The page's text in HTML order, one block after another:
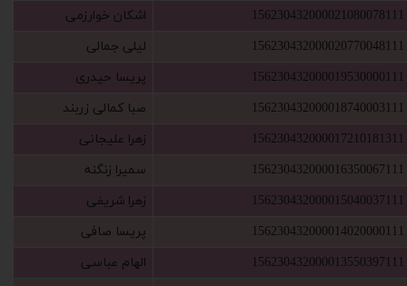
156230432000021080078111
‫اشکان خوارزمی‬‏
156230432000020770048111
‫لیلی جمالی‬‏
156230432000019530000111
‫پریسا حیدری‬‏
156230432000018740003111
‫صبا کمالی زربند‬‏
156230432000017210181311
‫زهرا علیجانی
156230432000016350067111
‫سمیرا زنگنه
156230432000015040037111
‫زهرا شریفی
156230432000014020000111
‫پریسا صافی
156230432000013550397111
‫الهام عباسی‬‏